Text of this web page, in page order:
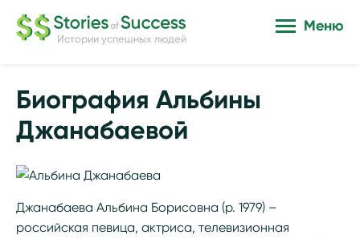
Истории успешных людей
Меню
Биография Альбины
Джанабаевой
Джанабаева Альбина Борисовна (р. 1979) –
российская певица, актриса, телевизионная